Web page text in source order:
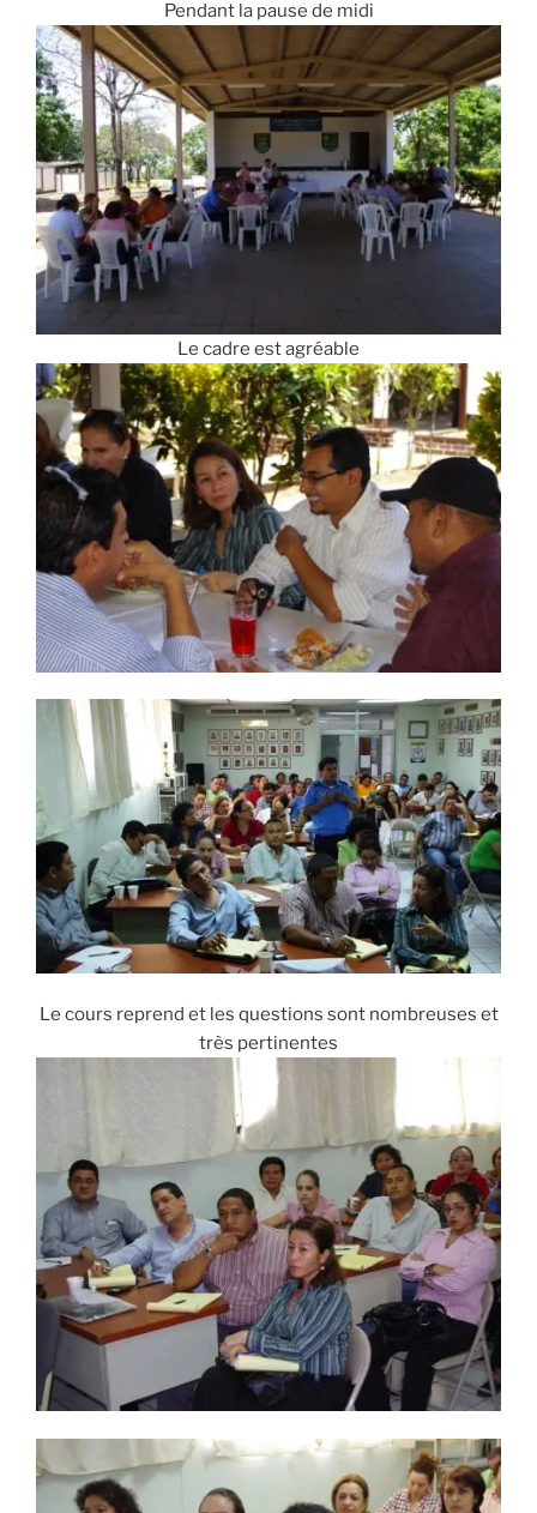
Pendant la pause de midi
Le cadre est agréable
Le cours reprend et les questions sont nombreuses et
très pertinentes